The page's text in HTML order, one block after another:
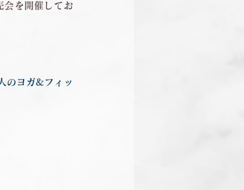
会を開催してお
のヨガ&フィッ